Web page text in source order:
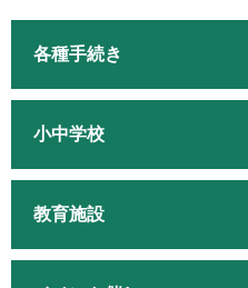
各種手続き
小中学校
教育施設